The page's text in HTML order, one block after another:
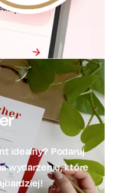
idealny? Podaruj
wydarzeniu, które